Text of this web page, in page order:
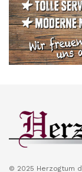
© 2025 Herzogtum